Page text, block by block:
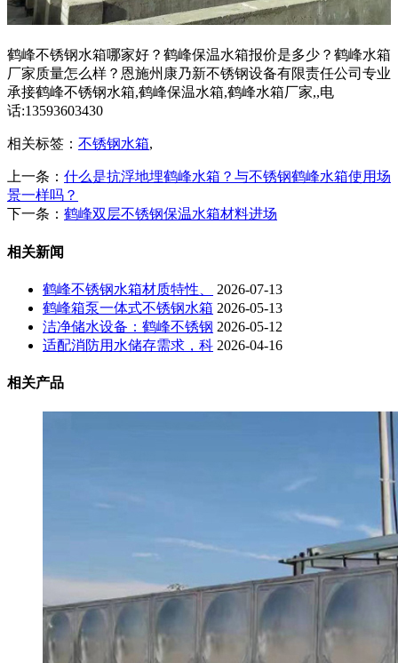
鹤峰不锈钢水箱哪家好？鹤峰保温水箱报价是多少？鹤峰水箱
厂家质量怎么样？恩施州康乃新不锈钢设备有限责任公司专业
承接鹤峰不锈钢水箱,鹤峰保温水箱,鹤峰水箱厂家,,电
话:13593603430
相关标签： 不锈钢水箱,
上一条： 什么是抗浮地埋鹤峰水箱？与不锈钢鹤峰水箱使用场
景一样吗？
下一条： 鹤峰双层不锈钢保温水箱材料进场
相关新闻
鹤峰不锈钢水箱材质特性、
2026-07-13
鹤峰箱泵一体式不锈钢水箱 2026-05-13
洁净储水设备：鹤峰不锈钢 2026-05-12
适配消防用水储存需求，科 2026-04-16
相关产品